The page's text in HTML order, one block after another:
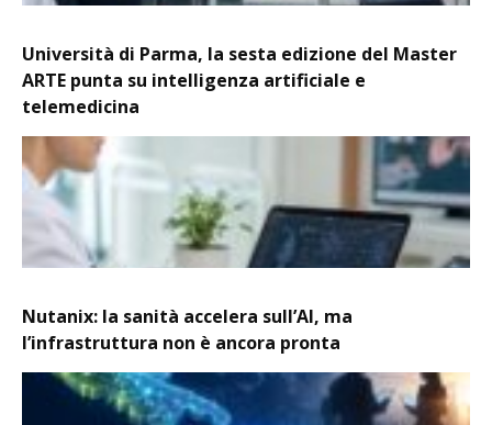
Università di Parma, la sesta edizione del Master
ARTE punta su intelligenza artificiale e
telemedicina
Nutanix: la sanità accelera sull’AI, ma
l’infrastruttura non è ancora pronta